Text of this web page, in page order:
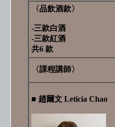
〈品飲酒款〉
-三款白酒
-三款紅酒
共6 款
〈課程講師〉
■ 趙爾文 Leticia Chao